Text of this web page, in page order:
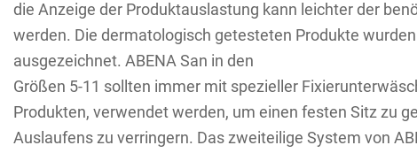
die Anzeige der Produktauslastung kann leichter der
werden. Die dermatologisch getesteten Produkte
ausgezeichnet. ABENA San in den
Größen 5-11 sollten immer mit spezieller
Produkten, verwendet werden, um einen festen Sitz zu
Auslaufens zu verringern. Das zweiteilige System von